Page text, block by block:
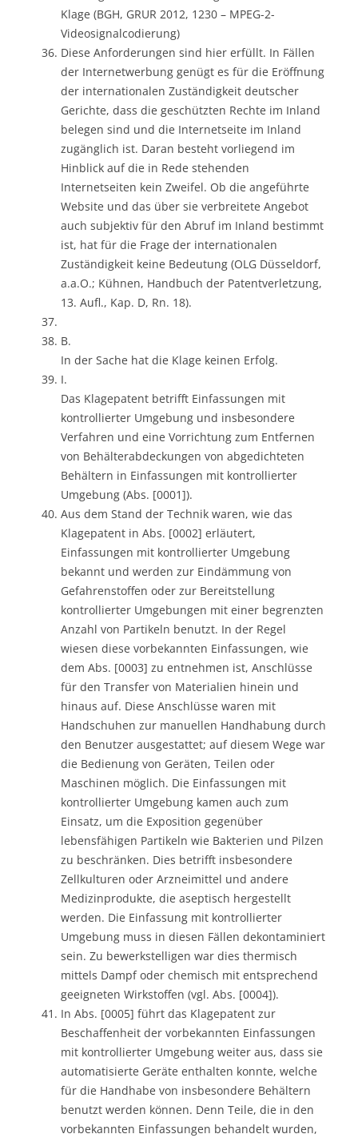
Klage (BGH, GRUR 2012, 1230 – MPEG-2-
Videosignalcodierung)
Diese Anforderungen sind hier erfüllt. In Fällen
der Internetwerbung genügt es für die Eröffnung
der internationalen Zuständigkeit deutscher
Gerichte, dass die geschützten Rechte im Inland
belegen sind und die Internetseite im Inland
zugänglich ist. Daran besteht vorliegend im
Hinblick auf die in Rede stehenden
Internetseiten kein Zweifel. Ob die angeführte
Website und das über sie verbreitete Angebot
auch subjektiv für den Abruf im Inland bestimmt
ist, hat für die Frage der internationalen
Zuständigkeit keine Bedeutung (OLG Düsseldorf,
a.a.O.; Kühnen, Handbuch der Patentverletzung,
13. Aufl., Kap. D, Rn. 18).
B.
In der Sache hat die Klage keinen Erfolg.
I.
Das Klagepatent betrifft Einfassungen mit
kontrollierter Umgebung und insbesondere
Verfahren und eine Vorrichtung zum Entfernen
von Behälterabdeckungen von abgedichteten
Behältern in Einfassungen mit kontrollierter
Umgebung (Abs. [0001]).
Aus dem Stand der Technik waren, wie das
Klagepatent in Abs. [0002] erläutert,
Einfassungen mit kontrollierter Umgebung
bekannt und werden zur Eindämmung von
Gefahrenstoffen oder zur Bereitstellung
kontrollierter Umgebungen mit einer begrenzten
Anzahl von Partikeln benutzt. In der Regel
wiesen diese vorbekannten Einfassungen, wie
dem Abs. [0003] zu entnehmen ist, Anschlüsse
für den Transfer von Materialien hinein und
hinaus auf. Diese Anschlüsse waren mit
Handschuhen zur manuellen Handhabung durch
den Benutzer ausgestattet; auf diesem Wege war
die Bedienung von Geräten, Teilen oder
Maschinen möglich. Die Einfassungen mit
kontrollierter Umgebung kamen auch zum
Einsatz, um die Exposition gegenüber
lebensfähigen Partikeln wie Bakterien und Pilzen
zu beschränken. Dies betrifft insbesondere
Zellkulturen oder Arzneimittel und andere
Medizinprodukte, die aseptisch hergestellt
werden. Die Einfassung mit kontrollierter
Umgebung muss in diesen Fällen dekontaminiert
sein. Zu bewerkstelligen war dies thermisch
mittels Dampf oder chemisch mit entsprechend
geeigneten Wirkstoffen (vgl. Abs. [0004]).
In Abs. [0005] führt das Klagepatent zur
Beschaffenheit der vorbekannten Einfassungen
mit kontrollierter Umgebung weiter aus, dass sie
automatisierte Geräte enthalten konnte, welche
für die Handhabe von insbesondere Behältern
benutzt werden können. Denn Teile, die in den
vorbekannten Einfassungen behandelt wurden,